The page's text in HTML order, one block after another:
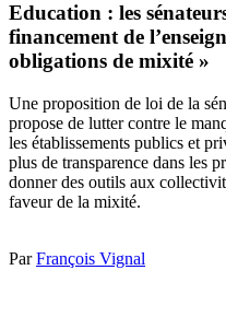
Education : les
financement de
obligations de mixité »
Une proposition de loi de la
propose de lutter contre le
les établissements publics et
plus de transparence dans les
donner des outils aux
faveur de la mixité.
ParFrançois Vignal